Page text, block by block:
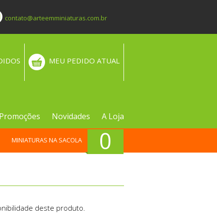
contato@arteemminiaturas.com.br
MEU PEDIDO ATUAL
Novidades A Loja
0
MINIATURAS NA SACOLA
deste produto.